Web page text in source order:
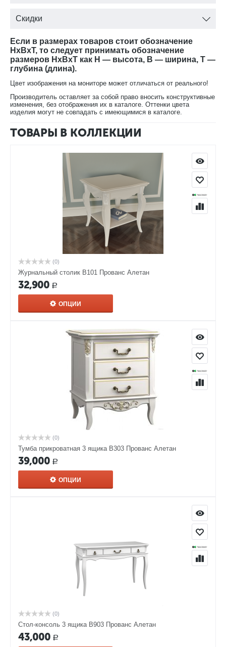
B907BL Provence Black (Черное, старение)
Также возможно покрасить продукцию в любой цвет по RAL
при заказе свыше 4 х позиций.
В нашем магазине Вы сможете купить Консоль 3 ящика и 2
распашных фасада В907 Прованс Алетан с доставкой.
Скидки
Если в размерах товаров стоит обозначение
HxBxT, то следует принимать обозначение
размеров HxBxT как H — высота, B — ширина, T —
глубина (длина).
Цвет изображения на мониторе может отличаться от реального!
Производитель оставляет за собой право вносить конструктивные
изменения, без отображения их в каталоге. Оттенки цвета
изделия могут не совпадать с имеющимися в каталоге.
ТОВАРЫ В КОЛЛЕКЦИИ
(0)
Журнальный столик В101 Прованс Алетан
32,900 Р
ОПЦИИ
(0)
Тумба прикроватная 3 ящика В303 Прованс Алетан
39,000 Р
ОПЦИИ
(0)
Стол-консоль 3 ящика В903 Прованс Алетан
43,000 Р